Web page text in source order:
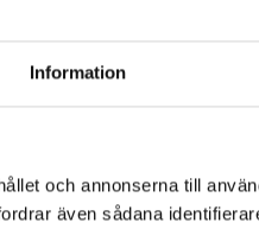
Information
och annonserna till
även sådana
applikation.